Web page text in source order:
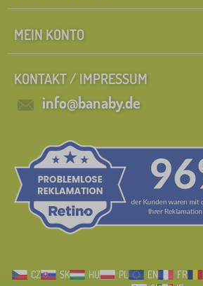
MEIN KONTO
KONTAKT / IMPRESSUM
info@banaby.de
CZ SK HU PL EN FR